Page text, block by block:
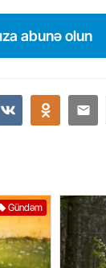
abunə olun
Gündəm